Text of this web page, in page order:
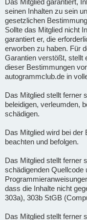
seinen Inhalten zu sein
gesetzlichen
Sollte das Mitglied nicht
garantiert er, die
erworben zu haben. Für
Garantien verstößt, stellt
dieser Bestimmungen
autogrammclub.de in
Das Mitglied stellt ferner
beleidigen, verleumden,
schädigen.
Das Mitglied wird bei der
beachten und befolgen.
Das Mitglied stellt ferner
schädigenden Quellcode
dass die Inhalte nicht
303a), 303b StGB
Das Mitglied stellt ferner